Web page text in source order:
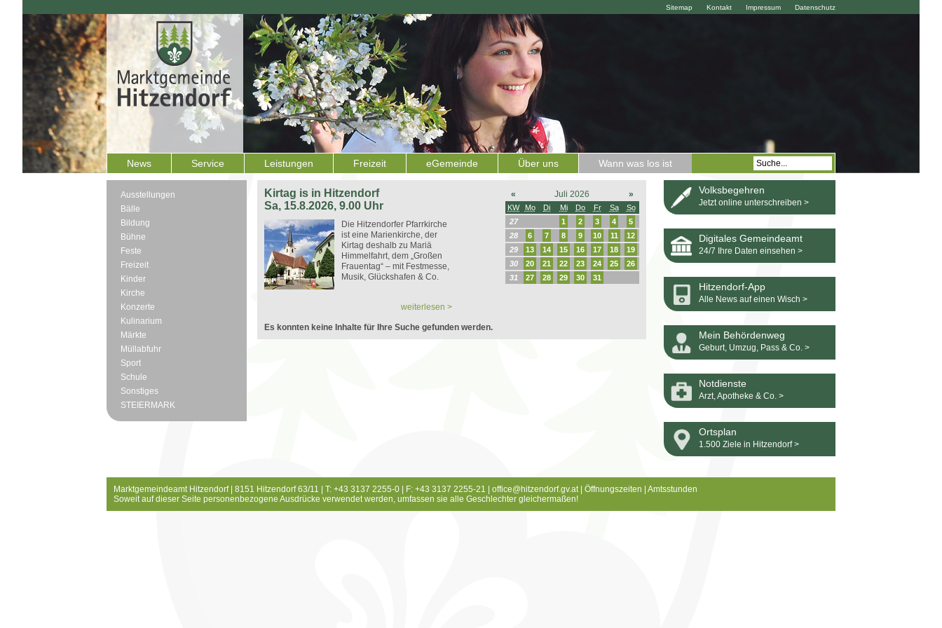
Datenschutz
Impressum
Kontakt
Sitemap
News Service Leistungen Freizeit eGemeinde Über uns Wann was los ist
Ausstellungen
Bälle
Bildung
Bühne
Feste
Freizeit
Kinder
Kirche
Konzerte
Kulinarium
Märkte
Müllabfuhr
Sport
Schule
Sonstiges
STEIERMARK
Kirtag is in Hitzendorf
Sa, 15.8.2026, 9.00 Uhr
Die Hitzendorfer Pfarrkirche
ist eine Marienkirche, der
Kirtag deshalb zu Mariä
Himmelfahrt, dem „Großen
Frauentag“ – mit Festmesse,
Musik, Glückshafen & Co.
weiterlesen >
« Juli 2026 »
KW Mo Di Mi Do Fr Sa
So
27
1 2 3 4
5
28
6 7 8 9 10 11
12
29
13 14 15 16 17 18
19
30
20 21 22 23 24 25
26
31
27 28 29 30 31
Es konnten keine Inhalte für Ihre Suche gefunden werden.
Volksbegehren
Jetzt online unterschreiben >
Digitales Gemeindeamt
24/7 Ihre Daten einsehen >
Hitzendorf-App
Alle News auf einen Wisch >
Mein Behördenweg
Geburt, Umzug, Pass & Co. >
Notdienste
Arzt, Apotheke & Co. >
Ortsplan
1.500 Ziele in Hitzendorf >
Marktgemeindeamt Hitzendorf | 8151 Hitzendorf 63/11 | T: +43 3137 2255-0 | F: +43 3137 2255-21 | office@hitzendorf.gv.at| Öffnungszeiten
Amtsstunden
Soweit auf dieser Seite personenbezogene Ausdrücke verwendet werden, umfassen sie alle Geschlechter gleichermaßen!